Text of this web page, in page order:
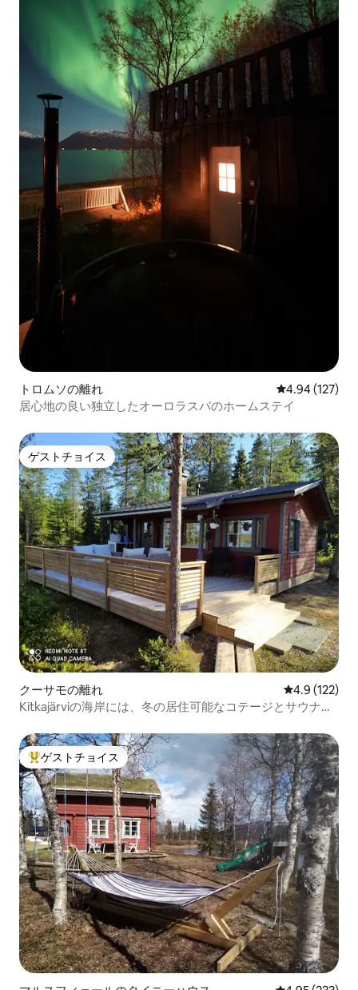
トロムソの離れ レビュー127
4.94 (127)
居心地の良い独立したオーロラスパのホームステイ
ゲストチョイス
ゲストチョイス
クーサモの離れ レビュー122
4.9 (122)
Kitkajärviの海岸には、冬の居住可能なコテージとサウナが
大好評のゲストチョイスです。
ゲストチョイス